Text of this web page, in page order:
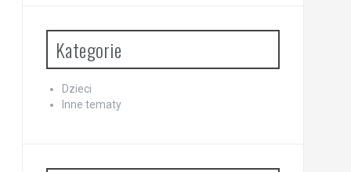
Kategorie
Dzieci
Inne tematy